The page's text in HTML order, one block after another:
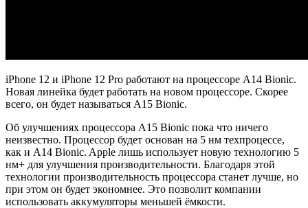
iPhone 12 и iPhone 12 Pro работают на процессоре A14 Bionic.
Новая линейка будет работать на новом процессоре. Скорее
всего, он будет называться A15 Bionic.
Об улучшениях процессора A15 Bionic пока что ничего
неизвестно. Процессор будет основан на 5 нм техпроцессе,
как и A14 Bionic. Apple лишь использует новую технологию 5
нм+ для улучшения производительности. Благодаря этой
технологии производительность процессора станет лучше, но
при этом он будет экономнее. Это позволит компании
использовать аккумуляторы меньшей ёмкости.